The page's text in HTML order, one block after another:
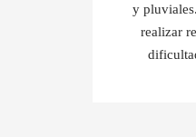
y
realizar